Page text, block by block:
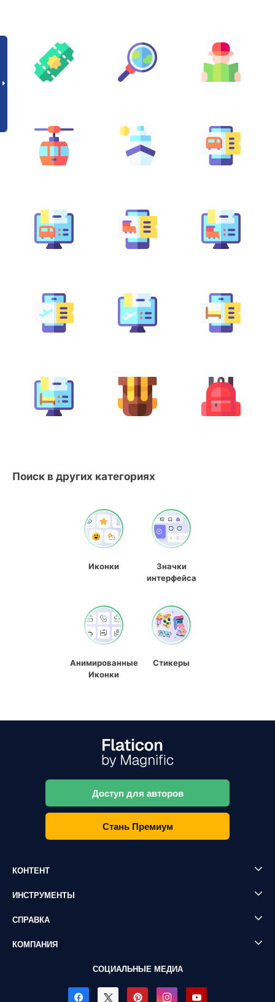
Поиск в других категориях
Иконки
Значки
интерфейса
Анимированные
Иконки
Стикеры
Доступ для авторов
Стань Премиум
КОНТЕНТ
ИНСТРУМЕНТЫ
СПРАВКА
КОМПАНИЯ
СОЦИАЛЬНЫЕ МЕДИА